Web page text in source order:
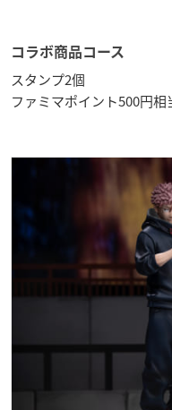
コラボ商品コース
スタンプ2個
ファミマポイント500円相